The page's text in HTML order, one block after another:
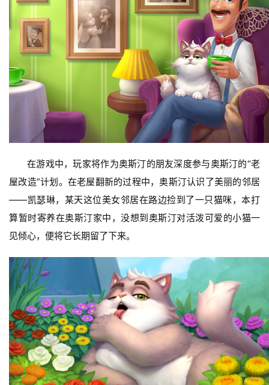
在游戏中，玩家将作为奥斯汀的朋友深度参与奥斯汀的“老
屋改造”计划。在老屋翻新的过程中，奥斯汀认识了美丽的邻居
——凯瑟琳，某天这位美女邻居在路边捡到了一只猫咪，本打
算暂时寄养在奥斯汀家中，没想到奥斯汀对活泼可爱的小猫一
见倾心，便将它长期留了下来。